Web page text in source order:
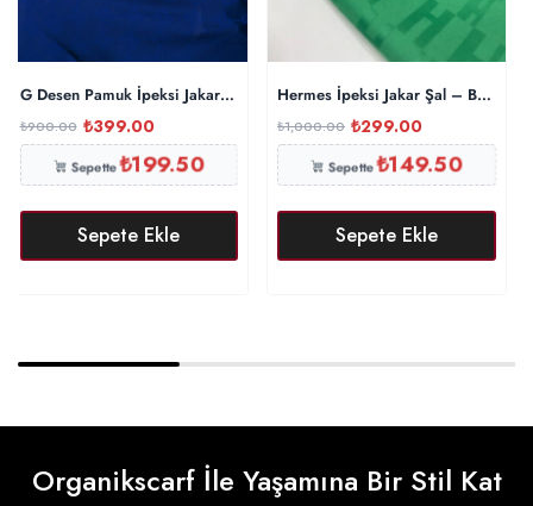
G Desen Pamuk İpeksi Jakar Şal – Lacivert
₺900.00 ₺399.00
Sepette₺199.50
Sepete Ekle
Hermes İpeksi Jakar Şal – Benetton
₺1,000.00 ₺299.00
Sepette₺149.50
Sepete Ekle
Organikscarf İle Yaşamına Bir Stil Kat